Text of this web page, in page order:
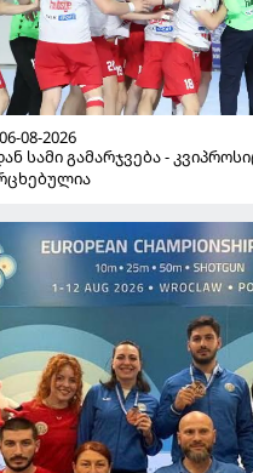
08-2026
სამი გამარჯვება -